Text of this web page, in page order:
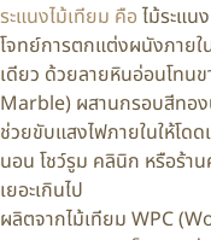
ระแนงไม้เทียม คือ ไม้ระแ
โจทย์การตกแต่งผนังภายใ
เดียว ด้วยลายหินอ่อนโทน
Marble) ผสานกรอบสีทอง
ช่วยขับแสงไฟภายในให้โด
นอน โชว์รูม คลินิก หรือร้
เยอะเกินไป
ผลิตจากไม้เทียม WPC